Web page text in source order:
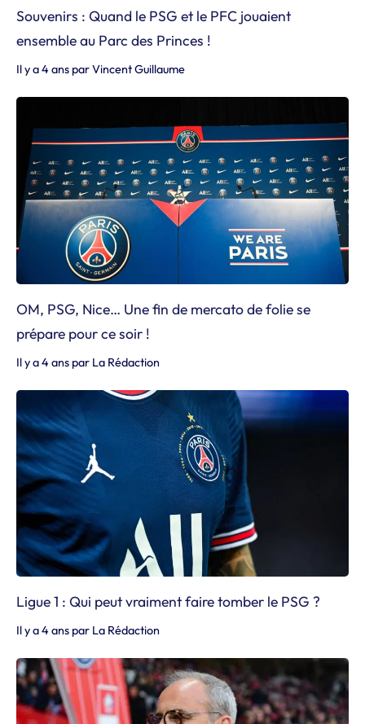
Souvenirs : Quand le PSG et le PFC jouaient
ensemble au Parc des Princes !
Il y a 4 ans parVincent Guillaume
OM, PSG, Nice… Une fin de mercato de folie se
prépare pour ce soir !
Il y a 4 ans par La Rédaction
Ligue 1 : Qui peut vraiment faire tomber le PSG ?
Il y a 4 ans par La Rédaction